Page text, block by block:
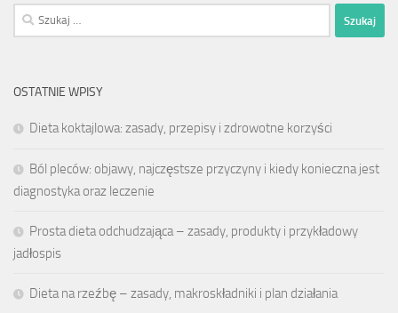
Szukaj:
OSTATNIE WPISY
Dieta koktajlowa: zasady, przepisy i zdrowotne korzyści
Ból pleców: objawy, najczęstsze przyczyny i kiedy konieczna jest
diagnostyka oraz leczenie
Prosta dieta odchudzająca – zasady, produkty i przykładowy
jadłospis
Dieta na rzeźbę – zasady, makroskładniki i plan działania